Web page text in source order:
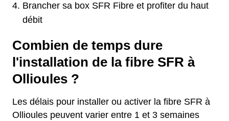
Brancher sa box SFR Fibre et profiter du haut
débit
Combien de temps dure
l'installation de la fibre SFR à
Ollioules ?
Les délais pour installer ou activer la fibre SFR à
Ollioules peuvent varier entre 1 et 3 semaines